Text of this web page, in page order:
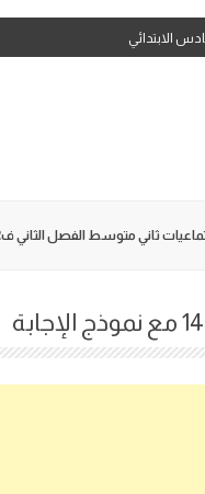
الابتدائي
ثاني متوسط الفصل الثاني ف2 1446 مع نموذج الإجابة